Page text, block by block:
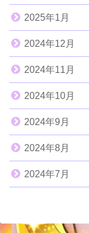
2025年1月
2024年12月
2024年11月
2024年10月
2024年9月
2024年8月
2024年7月